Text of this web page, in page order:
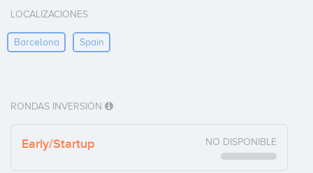
LOCALIZACIONES
Barcelona Spain
RONDAS INVERSIÓN
Early/Startup NO DISPONIBLE